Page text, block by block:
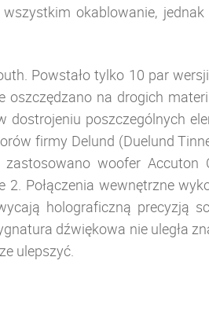
okablowanie,
Powstało tylko 10 par
na drogich
poszczególnych
firmy Delund (Duelund
woofer Accuton
Połączenia wewnętrzne
holograficzną precyzją
dźwiękowa nie uległa
ulepszyć.